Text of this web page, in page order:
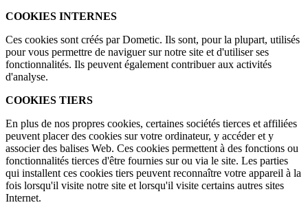
COOKIES INTERNES
Ces cookies sont créés par Dometic. Ils sont, pour la plupart, utilisés
pour vous permettre de naviguer sur notre site et d'utiliser ses
fonctionnalités. Ils peuvent également contribuer aux activités
d'analyse.
COOKIES TIERS
En plus de nos propres cookies, certaines sociétés tierces et affiliées
peuvent placer des cookies sur votre ordinateur, y accéder et y
associer des balises Web. Ces cookies permettent à des fonctions ou
fonctionnalités tierces d'être fournies sur ou via le site. Les parties
qui installent ces cookies tiers peuvent reconnaître votre appareil à la
fois lorsqu'il visite notre site et lorsqu'il visite certains autres sites
Internet.